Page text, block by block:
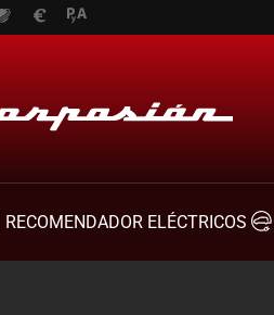
RECOMENDADOR ELÉCTRICOS